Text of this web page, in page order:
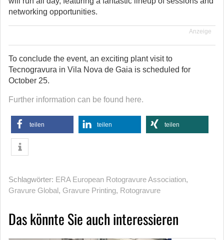
networking opportunities.
Anzeige
To conclude the event, an exciting plant visit to
Tecnogravura in Vila Nova de Gaia is scheduled for
October 25.
Further information can be found here.
teilen teilen teilen
Schlagwörter: ERA European Rotogravure Association,
Gravure Global, Gravure Printing, Rotogravure
Das könnte Sie auch interessieren